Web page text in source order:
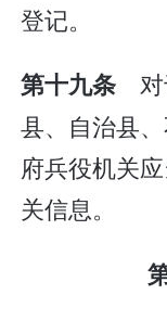
登记。
第十九条
县、自治县
府兵役机关
关信息。